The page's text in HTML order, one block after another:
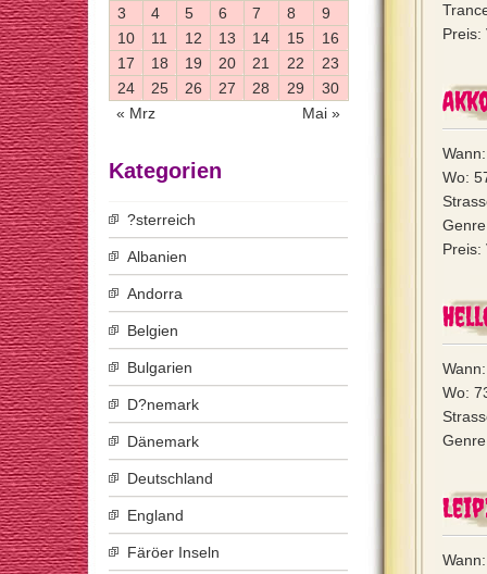
Preis:
Wo:
Preis:
Wo:
« Mrz Mai »
3
4 5 6 7 8
9
10
11 12 13 14 15
16
17
18 19 20 21 22
23
24
25 26 27 28 29 30
Kategorien
?sterreich
Albanien
Andorra
Belgien
Bulgarien
D?nemark
Dänemark
Deutschland
England
Färöer Inseln